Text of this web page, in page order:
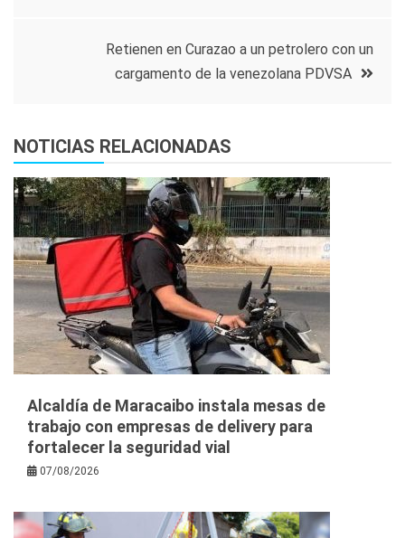
entradasRetienen en Curazao a un petrolero con un
cargamento de la venezolana PDVSA
NOTICIAS RELACIONADAS
Alcaldía de Maracaibo instala mesas de
trabajo con empresas de delivery para
fortalecer la seguridad vial
07/08/2026